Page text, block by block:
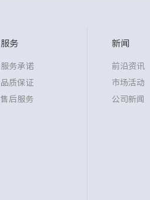
服务
服务承诺
品质保证
售后服务
新闻
前沿资讯
市场活动
公司新闻